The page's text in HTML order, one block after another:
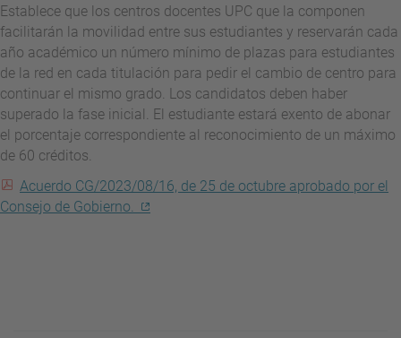
Establece que los centros docentes UPC que la componen
facilitarán la movilidad entre sus estudiantes y reservarán cada
año académico un número mínimo de plazas para estudiantes
de la red en cada titulación para pedir el cambio de centro para
continuar el mismo grado. Los candidatos deben haber
superado la fase inicial. El estudiante estará exento de abonar
el porcentaje correspondiente al reconocimiento de un máximo
de 60 créditos.
Acuerdo CG/2023/08/16, de 25 de octubre aprobado por el
Consejo de Gobierno.